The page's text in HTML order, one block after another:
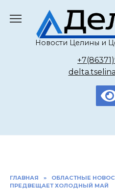
содержанию
Новости Целины и
ГЛАВНАЯ » ОБЛАСТНЫЕ
ПРЕДВЕЩАЕТ ХОЛОДНЫЙ МАЙ